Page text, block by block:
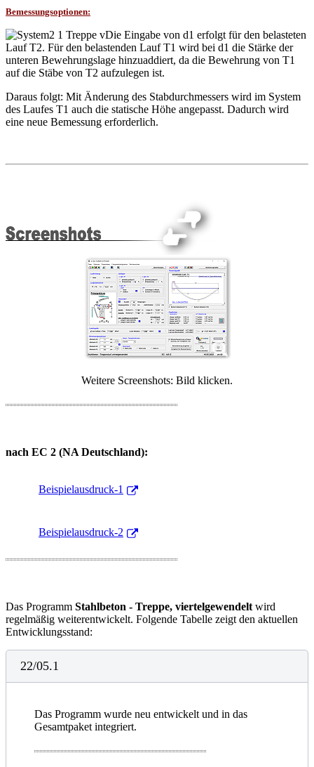
Bemessungsoptionen:
Die Eingabe von d1 erfolgt für den belasteten
Lauf T2. Für den belastenden Lauf T1 wird bei d1 die Stärke der
unteren Bewehrungslage hinzuaddiert, da die Bewehrung von T1
auf die Stäbe von T2 aufzulegen ist.
Daraus folgt: Mit Änderung des Stabdurchmessers wird im System
des Laufes T1 auch die statische Höhe angepasst. Dadurch wird
eine neue Bemessung erforderlich.
Weitere Screenshots: Bild klicken.
nach EC 2 (NA Deutschland):
Beispielausdruck-1
Beispielausdruck-2
Das Programm Stahlbeton - Treppe, viertelgewendeltwird
regelmäßig weiterentwickelt. Folgende Tabelle zeigt den aktuellen
Entwicklungsstand:
22/05.1
Das Programm wurde neu entwickelt und in das
Gesamtpaket integriert.